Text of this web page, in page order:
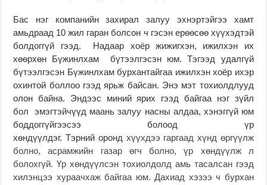
Бас нэг компанийн захирал залуу эхнэртэйгээ хамт
амьдраад 10 жил гаран болсон ч гэсэн ерөөсөө хүүхэдтэй
болдоггүй гээд. Надаар хоёр жижигхэн, ижилхэн их
хөөрхөн Бүжинлхам бүтээлгэсэн юм. Тэгээд удалгүй
бүтээлгэсэн Бүжинлхам бурхантайгаа ижилхэн хоёр ихэр
охинтой боллоо гээд ярьж байсан. Энэ мэт тохиолдлууд
олон байна. Эндээс миний ярих гээд байгаа нэг зүйл
бол эмэгтэйчүүд маань залуу насны алдаа, хэнэггүй юм
боддоггүйгээсээ болоод үр
хөндүүлдэг. Тэрний оронд хүүхдээ гаргаад хүнд өргүүлж
болно, асрамжийн газар өгч болно, үр хөндүүлж л
болохгүй. Үр хөндүүлсэн тохиолдолд амь тасалсан гээд
хилэнцээ хураачхаж байгаа юм. Дахиад хэзээ ч бурхан